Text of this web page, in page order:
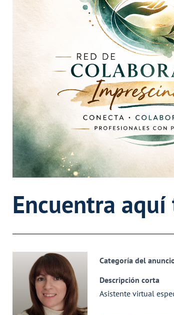
Encuentra
Categoría del
Descripción corta
Asistente virtual